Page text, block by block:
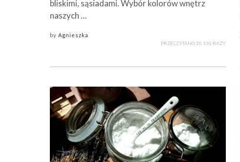
bliskimi, sąsiadami. Wybór kolorów wnętrz
naszych …
by Agnieszka
PRZECZYTANO 20 130 RAZY